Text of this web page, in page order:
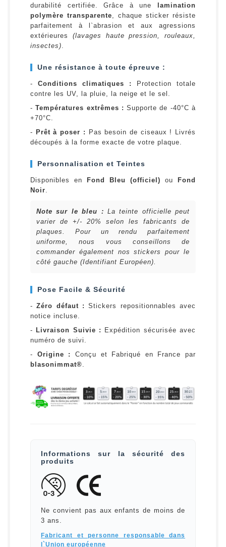
durabilité certifiée. Grâce à une
lamination
polymère transparente, chaque sticker résiste
parfaitement à l`abrasion et aux agressions
extérieures (lavages haute pression, rouleaux,
insectes).
Une résistance à toute épreuve :
- Conditions climatiques :
Protection totale
contre les UV, la pluie, la neige et le sel.
-Températures extrêmes : Supporte de -40°C à
+70°C.
- Prêt à poser :
Pas besoin de ciseaux ! Livrés
découpés à la forme exacte de votre plaque.
Personnalisation et Teintes
Disponibles en Fond Bleu (officiel) ou
Fond
Noir.
Note sur le bleu : La teinte officielle peut
varier de +/- 20% selon les fabricants de
plaques. Pour un rendu parfaitement
uniforme, nous vous conseillons de
commander également nos stickers pour le
côté gauche (Identifiant Européen).
Pose Facile & Sécurité
-Zéro défaut : Stickers repositionnables avec
notice incluse.
- Livraison Suivie :
Expédition sécurisée avec
numéro de suivi.
- Origine :
Conçu et Fabriqué en France par
blasonimmat®.
Informations sur la sécurité des
produits
Ne convient pas aux enfants de moins de
3 ans.
Fabricant et personne responsable dans
l`Union européenne